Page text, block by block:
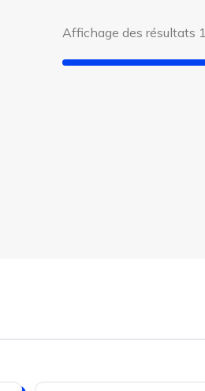
Affichage des résultats